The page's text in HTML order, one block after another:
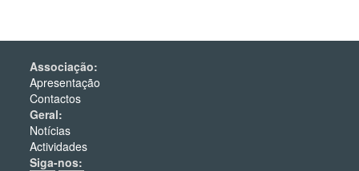
Associação:
Apresentação
Contactos
Geral:
Notícias
Actividades
Siga-nos: